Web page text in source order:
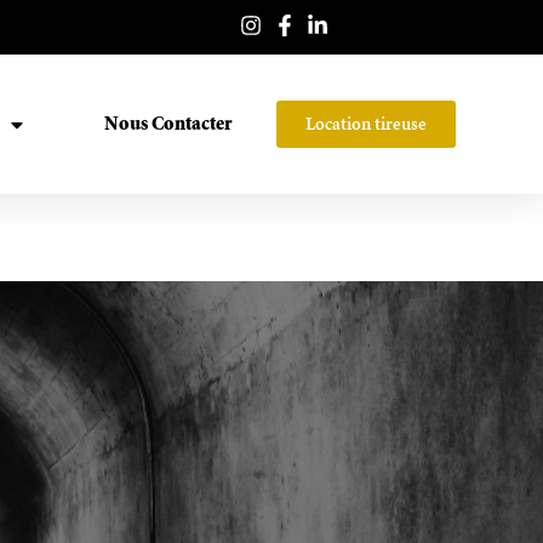
Nous Contacter Location tireuse